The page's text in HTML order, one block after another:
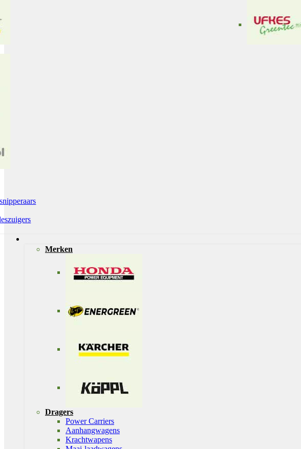
Merken
Dragers
Power Carriers
Aanhangwagens
Krachtwapens